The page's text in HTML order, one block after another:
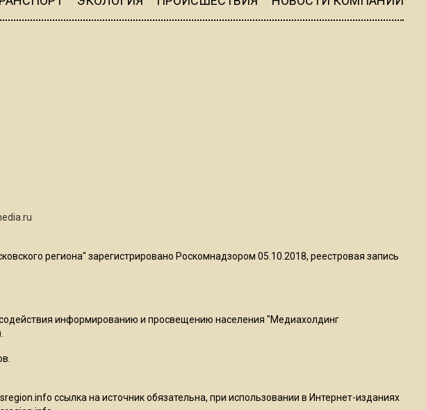
В Подмосковье прекратили
цехах
региона" зарегистрировано Роскомнадзором 05.10.2018, реестровая запись
информированию и просвещению населения "Медиахолдинг
ссылка на источник обязательна, при использовании в Интернет-изданиях